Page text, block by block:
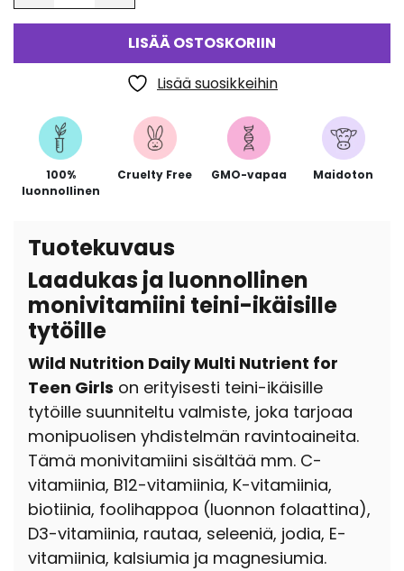
LISÄÄ OSTOSKORIIN
Lisää suosikkeihin
100%
luonnollinen
Cruelty Free GMO-vapaa Maidoton
Tuotekuvaus
Laadukas ja luonnollinen
monivitamiini teini-ikäisille
tytöille
Wild Nutrition Daily Multi Nutrient for
Teen Girls on erityisesti teini-ikäisille
tytöille suunniteltu valmiste, joka tarjoaa
monipuolisen yhdistelmän ravintoaineita.
Tämä monivitamiini sisältää mm. C-
vitamiinia, B12-vitamiinia, K-vitamiinia,
biotiinia, foolihappoa (luonnon folaattina),
D3-vitamiinia, rautaa, seleeniä, jodia, E-
vitamiinia, kalsiumia ja magnesiumia.